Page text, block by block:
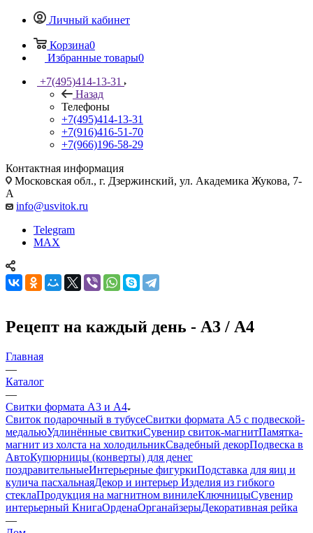
Личный кабинет
Корзина0
Избранные товары0
+7(495)414-13-31
Назад
Телефоны
+7(495)414-13-31
+7(916)416-51-70
+7(966)196-58-29
Контактная информация
Московская обл., г. Дзержинский, ул. Академика Жукова, 7-
А
info@usvitok.ru
Telegram
MAX
Рецепт на каждый день - А3 / А4
Главная
—
Каталог
—
Свитки формата А3 и А4
Свиток подарочный в тубусеСвитки формата А5 с подвеской-
медальюУдлинённые свиткиСувенир свиток-магнитПамятка-
магнит из холста на холодильникСвадебный декорПодвеска в
АвтоКупюрницы (конверты) для денег
поздравительныеИнтерьерные фигуркиПодставка для яиц и
кулича пасхальнаяДекор и интерьер Изделия из гибкого
стеклаПродукция на магнитном винилеКлючницыСувенир
интерьерный КнигаОрденаОрганайзерыДекоративная рейка
—